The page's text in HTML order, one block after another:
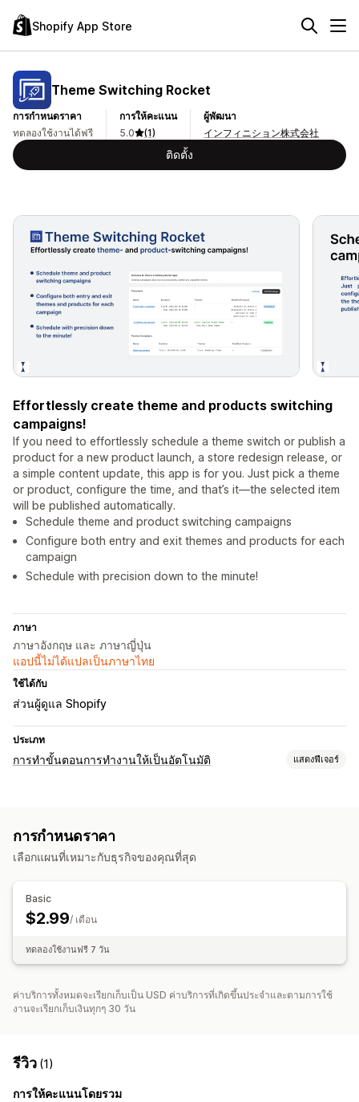
Shopify App Store
Theme Switching Rocket
การกำหนดราคา
ทดลองใช้งานได้ฟรี
การให้คะแนน
5.0
(1)
ผู้พัฒนา
インフィニション株式会社
ติดตั้ง
Effortlessly create theme and products switching
campaigns!
If you need to effortlessly schedule a theme switch or publish a
product for a new product launch, a store redesign release, or
a simple content update, this app is for you. Just pick a theme
or product, configure the time, and that’s it—the selected item
will be published automatically.
Schedule theme and product switching campaigns
Configure both entry and exit themes and products for each
campaign
Schedule with precision down to the minute!
ภาษา
ภาษาอังกฤษ และ ภาษาญี่ปุ่น
แอปนี้ไม่ได้แปลเป็นภาษาไทย
ใช้ได้กับ
ส่วนผู้ดูแล Shopify
ประเภท
การทำขั้นตอนการทำงานให้เป็นอัตโนมัติ แสดงฟีเจอร์
การปรับแต่ง
เวิร์กโฟลว์ที่กำหนดเอง
การกำหนดราคา
เลือกแผนที่เหมาะกับธุรกิจของคุณที่สุด
Basic
$2.99/ เดือน
ทดลองใช้งานฟรี 7 วัน
ค่าบริการทั้งหมดจะเรียกเก็บเป็น USD ค่าบริการที่เกิดขึ้นประจำและตามการใช้
งานจะเรียกเก็บเงินทุกๆ 30 วัน
รีวิว (1)
การให้คะแนนโดยรวม